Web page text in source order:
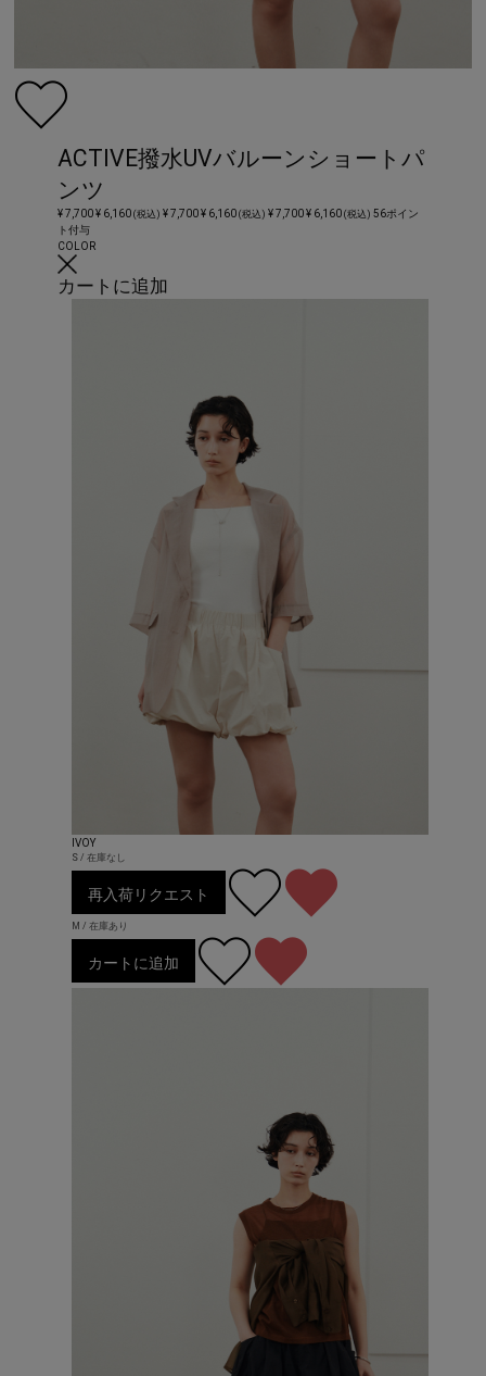
ACTIVE撥水UVバルーンショートパ
ンツ
¥ 7,700¥ 6,160(税込) ¥ 7,700¥ 6,160(税込) ¥ 7,700¥ 6,160 (税込) 56ポイン
ト付与
COLOR
カートに追加
IVOY
S / 在庫なし
再入荷リクエスト
M / 在庫あり
カートに追加